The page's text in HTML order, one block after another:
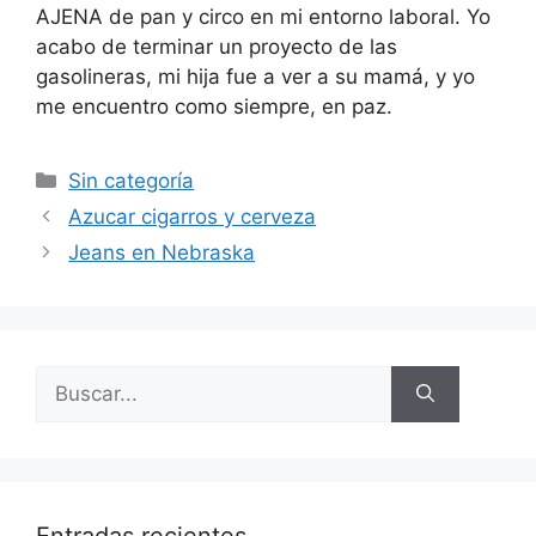
AJENA de pan y circo en mi entorno laboral. Yo
acabo de terminar un proyecto de las
gasolineras, mi hija fue a ver a su mamá, y yo
me encuentro como siempre, en paz.
Categorías
Sin categoría
Azucar cigarros y cerveza
Jeans en Nebraska
Buscar: